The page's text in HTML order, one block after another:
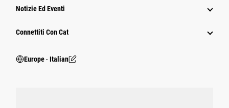
Notizie Ed Eventi
Connettiti Con Cat
Europe ‧ Italian